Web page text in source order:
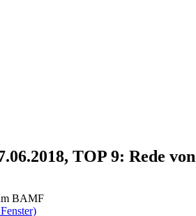
TOP 9: Rede
BAMF